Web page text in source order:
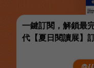
一鍵訂閱，解鎖最
代【夏日閱讀展】